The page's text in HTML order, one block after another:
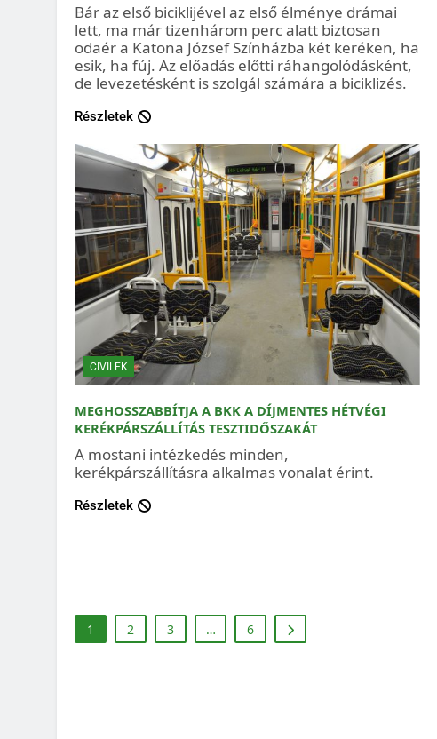
Bár az első biciklijével az első élménye drámai
lett, ma már tizenhárom perc alatt biztosan
odaér a Katona József Színházba két keréken, ha
esik, ha fúj. Az előadás előtti ráhangolódásként,
de levezetésként is szolgál számára a biciklizés.
Részletek
CIVILEK
MEGHOSSZABBÍTJA A BKK A DÍJMENTES HÉTVÉGI
KERÉKPÁRSZÁLLÍTÁS TESZTIDŐSZAKÁT
A mostani intézkedés minden,
kerékpárszállításra alkalmas vonalat érint.
Részletek
1 2 3 … 6